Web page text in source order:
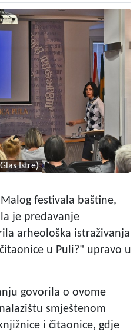
Istre)
festivala baštine,
je predavanje
arheološka istraživanja
u Puli?" upravo u
govorila o ovome
smještenom
i čitaonice, gdje